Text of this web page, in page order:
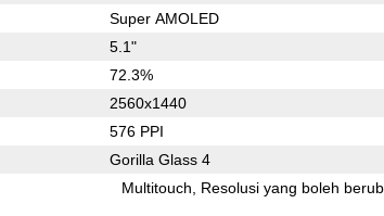
Super AMOLED
5.1"
72.3%
2560x1440
576 PPI
Gorilla Glass 4
Multitouch Resolusi yang boleh